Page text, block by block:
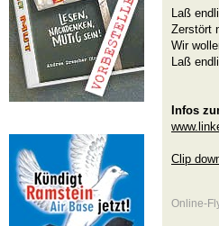
Laß
Zerstört
Wir
Laß
Infos
Clip
Online-